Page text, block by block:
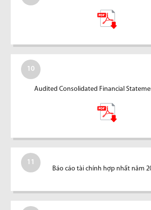
10
Audited Consolidated Financial
11
Báo cáo tài chính hợp nhất năm